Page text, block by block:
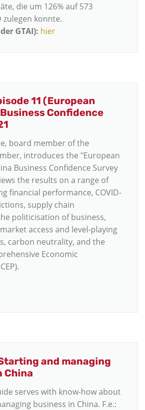
die um 126% auf 573
zulegen konnte.
GTAI): hier
11 (European
Confidence
board member of the
introduces the "European
Business Confidence Survey
the results on a range of
financial performance, COVID-
supply chain
politicisation of business,
access and level-playing
carbon neutrality, and the
Economic
and managing
China
serves with know-how about
business in China. F.e.: